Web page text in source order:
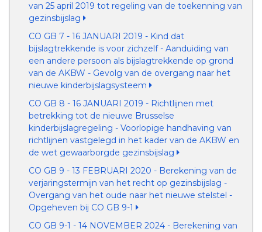
van 25 april 2019 tot regeling van de toekenning van
gezinsbijslag
CO GB 7 - 16 JANUARI 2019 - Kind dat
bijslagtrekkende is voor zichzelf - Aanduiding van
een andere persoon als bijslagtrekkende op grond
van de AKBW - Gevolg van de overgang naar het
nieuwe kinderbijslagsysteem
CO GB 8 - 16 JANUARI 2019 - Richtlijnen met
betrekking tot de nieuwe Brusselse
kinderbijslagregeling - Voorlopige handhaving van
richtlijnen vastgelegd in het kader van de AKBW en
de wet gewaarborgde gezinsbijslag
CO GB 9 - 13 FEBRUARI 2020 - Berekening van de
verjaringstermijn van het recht op gezinsbijslag -
Overgang van het oude naar het nieuwe stelstel -
Opgeheven bij CO GB 9-1
CO GB 9-1 - 14 NOVEMBER 2024 - Berekening van